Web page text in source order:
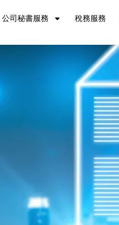
公司秘書服務 稅務服務